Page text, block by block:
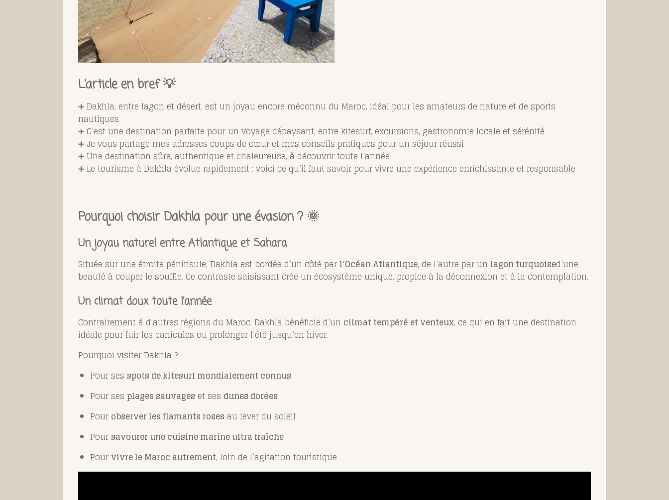
L’article en bref 💡
➕ Dakhla, entre lagon et désert, est un joyau encore méconnu du Maroc, idéal pour les amateurs de nature et de sports
nautiques
➕ C’est une destination parfaite pour un voyage dépaysant, entre kitesurf, excursions, gastronomie locale et sérénité
➕ Je vous partage mes adresses coups de cœur et mes conseils pratiques pour un séjour réussi
➕ Une destination sûre, authentique et chaleureuse, à découvrir toute l’année
➕ Le tourisme à Dakhla évolue rapidement : voici ce qu’il faut savoir pour vivre une expérience enrichissante et responsable
Pourquoi choisir Dakhla pour une évasion ? 🌞
Un joyau naturel entre Atlantique et Sahara
Située sur une étroite péninsule, Dakhla est bordée d’un côté parl’Océan Atlantique, de l’autre par un lagon turquoised’une
beauté à couper le souffle. Ce contraste saisissant crée un écosystème unique, propice à la déconnexion et à la contemplation.
Un climat doux toute l’année
Contrairement à d’autres régions du Maroc, Dakhla bénéficie d’un climat tempéré et venteux, ce qui en fait une destination
idéale pour fuir les canicules ou prolonger l’été jusqu’en hiver.
Pourquoi visiter Dakhla ?
Pour ses spots de kitesurf mondialement connus
Pour ses plages sauvages et ses dunes dorées
Pourobserver les flamants roses au lever du soleil
Poursavourer une cuisine marine ultra fraîche
Pourvivre le Maroc autrement, loin de l’agitation touristique